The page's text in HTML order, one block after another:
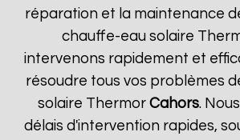
réparation et la maintenance
chauffe-eau solaire
intervenons rapidement et
résoudre tous vos problèmes
solaire ThermorCahors.
délais d'intervention rapides,